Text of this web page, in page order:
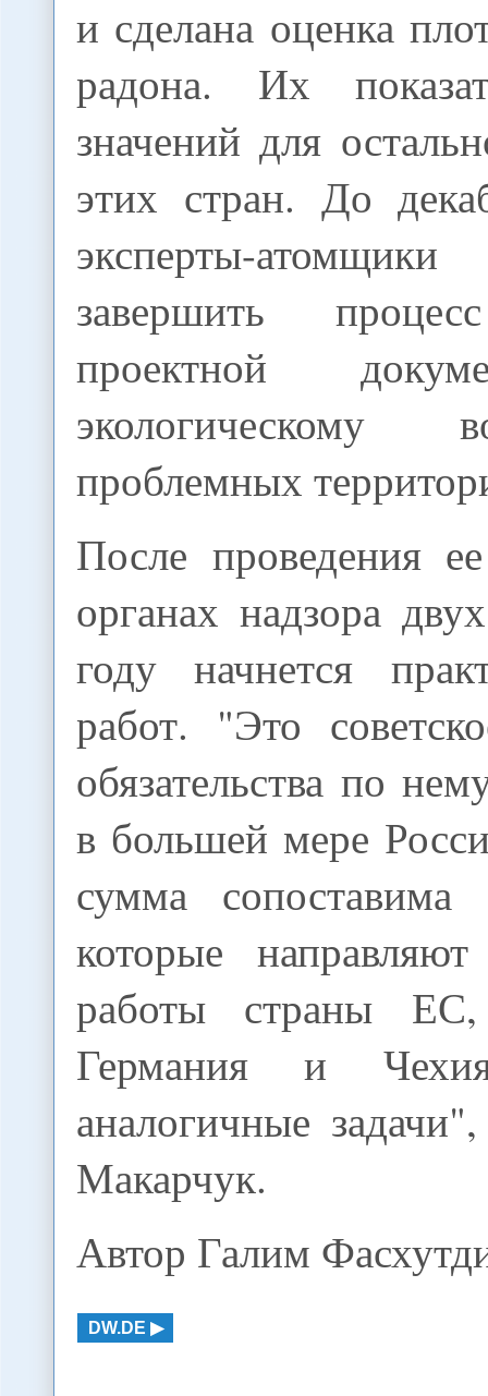
и сделана оценка
радона. Их
значений для
этих стран. До
эксперты-
завершить
проектной
экологическому
проблемных
После проведения
органах надзора
году начнется
работ. "Это
обязательства по
в большей мере
сумма сопоставима
которые
работы страны
Германия и
аналогичные
Макарчук.
Автор Галим
DW.DE